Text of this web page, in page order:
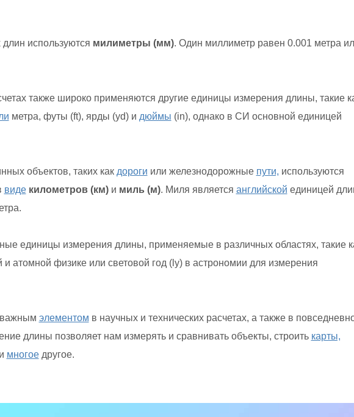
используются милиметры (мм). Один миллиметр равен 0.001 метра
также широко применяются другие единицы измерения длины, такие
метра, футы (ft), ярды (yd) и дюймы (in), однако в СИ основной единицей
объектов, таких как дороги или железнодорожные пути, используются
виде километров (км)и миль (м). Миля является английской единицей
единицы измерения длины, применяемые в различных областях, такие
и атомной физике или световой год (ly) в астрономии для измерения
важным элементом в научных и технических расчетах, а также в
длины позволяет нам измерять и сравнивать объекты, строить карты,
многоедругое.